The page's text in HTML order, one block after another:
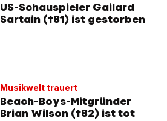
US-Schauspieler Gailard
Sartain (†81) ist gestorben
Musikwelt trauert
Beach-Boys-Mitgründer
Brian Wilson (†82) ist tot